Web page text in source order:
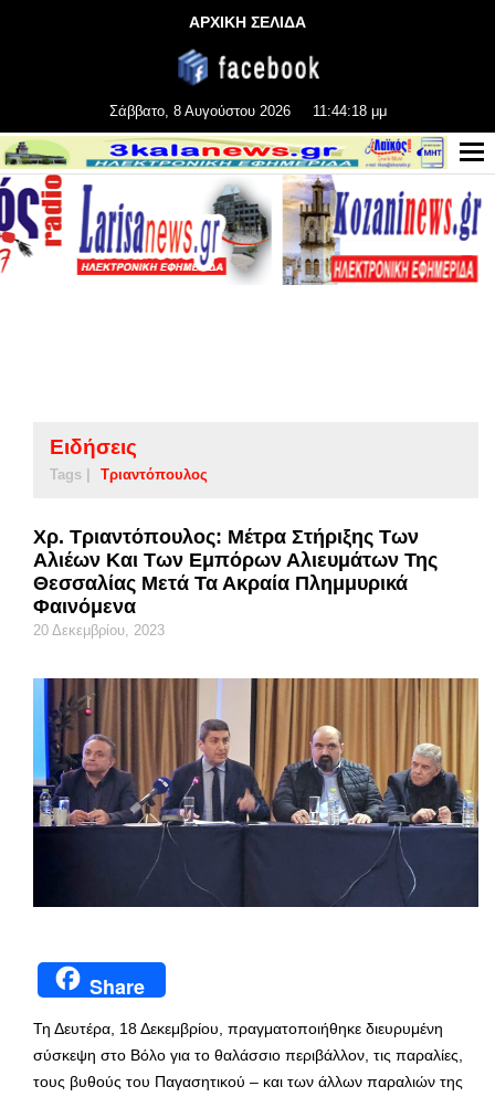
ΑΡΧΙΚΗ ΣΕΛΙΔΑ
Σάββατο, 8 Αυγούστου 2026 11:44:19 μμ
Ειδήσεις
Tags | Τριαντόπουλος
Χρ. Τριαντόπουλος: Μέτρα Στήριξης Των
Αλιέων Και Των Εμπόρων Αλιευμάτων Της
Θεσσαλίας Μετά Τα Ακραία Πλημμυρικά
Φαινόμενα
20 Δεκεμβρίου, 2023
Share
Τη Δευτέρα, 18 Δεκεμβρίου, πραγματοποιήθηκε διευρυμένη
σύσκεψη στο Βόλο για το θαλάσσιο περιβάλλον, τις παραλίες,
τους βυθούς του Παγασητικού – και των άλλων παραλιών της